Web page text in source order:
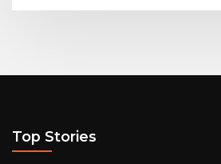
Top Stories